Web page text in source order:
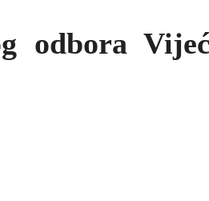
odbora